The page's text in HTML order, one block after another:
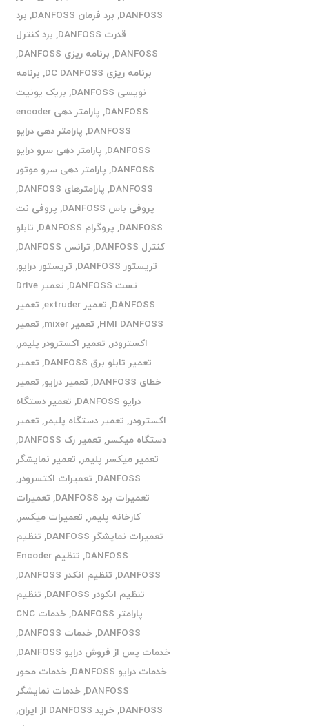
DANFOSS
, برد فرمان DANFOSS , برد
قدرت DANFOSS
, برد کنترل
DANFOSS
, برنامه ریزی DANFOSS
,
برنامه ریزی DC DANFOSS
, برنامه
نویسی DANFOSS
, بریک یونیت
DANFOSS
,
پارامتر دهی encoder
DANFOSS
, پارامتر دهی درایو
DANFOSS
, پارامتر دهی سرو درایو
DANFOSS
, پارامتر دهی سرو موتور
DANFOSS
, پارامترهای DANFOSS
,
پروفی باس DANFOSS
, پروفی نت
DANFOSS
, پروگرام DANFOSS , تابلو
کنترل DANFOSS
, ترانس DANFOSS
,
تریستور DANFOSS
, تریستور درایو,
تست DANFOSS
,
تعمیر Drive
DANFOSS
, تعمیر extruder , تعمیر
HMI DANFOSS
, تعمیر mixer , تعمیر
اکسترودر, تعمیر اکسترودر پلیمر,
تعمیر تابلو برق DANFOSS
, تعمیر
خطای DANFOSS
, تعمیر درایو, تعمیر
درایو DANFOSS
, تعمیر دستگاه
اکسترودر, تعمیر دستگاه پلیمر, تعمیر
دستگاه میکسر, تعمیر رک DANFOSS
,
تعمیر میکسر پلیمر, تعمیر نمایشگر
DANFOSS
, تعمیرات اکتسرودر,
تعمیرات برد DANFOSS
, تعمیرات
کارخانه پلیمر, تعمیرات میکسر,
تعمیرات نمایشگر DANFOSS
, تنظیم
DANFOSS
,
تنظیم Encoder
DANFOSS
, تنظیم انکدر DANFOSS
,
تنظیم انکودر DANFOSS
, تنظیم
پارامتر DANFOSS
,
خدمات CNC
DANFOSS
,خدمات DANFOSS
,
خدمات پس از فروش درایو DANFOSS
,
خدمات درایو DANFOSS
,خدمات محور
DANFOSS
,خدمات نمایشگر
DANFOSS
,خرید DANFOSS از ایران
,